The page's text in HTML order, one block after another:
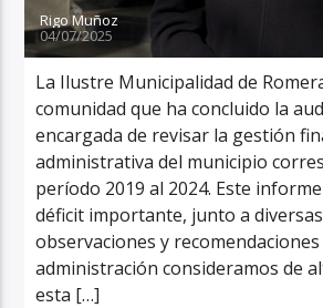
Rigo Muñoz
04/07/2025
La Ilustre Municipalidad de
comunidad que ha concluido la
encargada de revisar la gestión
administrativa del municipio
período 2019 al 2024. Este
déficit importante, junto a
observaciones y recomendaciones
administración consideramos de
esta […]